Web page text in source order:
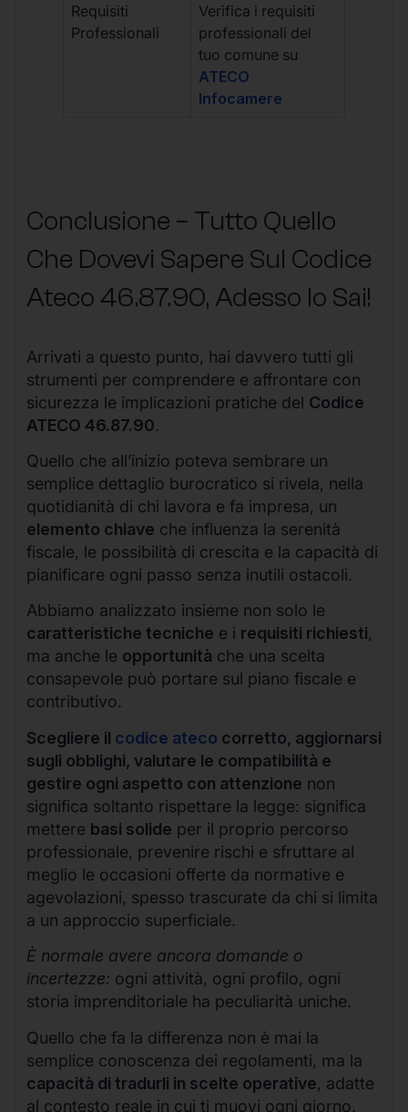
Requisiti
Professionali
Verifica i requisiti
professionali del
tuo comune su
ATECO
Infocamere
Conclusione – Tutto Quello
Che Dovevi Sapere Sul Codice
Ateco 46.87.90, Adesso lo Sai!
Arrivati a questo punto, hai davvero tutti gli
strumenti per comprendere e affrontare con
sicurezza le implicazioni pratiche del Codice
ATECO 46.87.90.
Quello che all’inizio poteva sembrare un
semplice dettaglio burocratico si rivela, nella
quotidianità di chi lavora e fa impresa, un
elemento chiave che influenza la serenità
fiscale, le possibilità di crescita e la capacità di
pianificare ogni passo senza inutili ostacoli.
Abbiamo analizzato insieme non solo le
caratteristiche tecniche e i requisiti richiesti,
ma anche le opportunità che una scelta
consapevole può portare sul piano fiscale e
contributivo.
Scegliere il codice ateco corretto, aggiornarsi
sugli obblighi, valutare le compatibilità e
gestire ogni aspetto con attenzione non
significa soltanto rispettare la legge: significa
mettere basi solide per il proprio percorso
professionale, prevenire rischi e sfruttare al
meglio le occasioni offerte da normative e
agevolazioni, spesso trascurate da chi si limita
a un approccio superficiale.
È normale avere ancora domande o
incertezze: ogni attività, ogni profilo, ogni
storia imprenditoriale ha peculiarità uniche.
Quello che fa la differenza non è mai la
semplice conoscenza dei regolamenti, ma la
capacità di tradurli in scelte operative, adatte
al contesto reale in cui ti muovi ogni giorno.